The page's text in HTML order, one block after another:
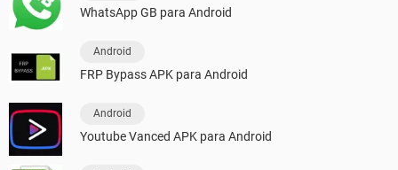
WhatsApp GB para Android
Android
FRP Bypass APK para Android
Android
Youtube Vanced APK para Android